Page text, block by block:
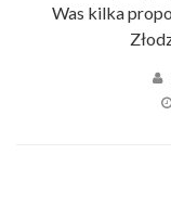
Was kilka